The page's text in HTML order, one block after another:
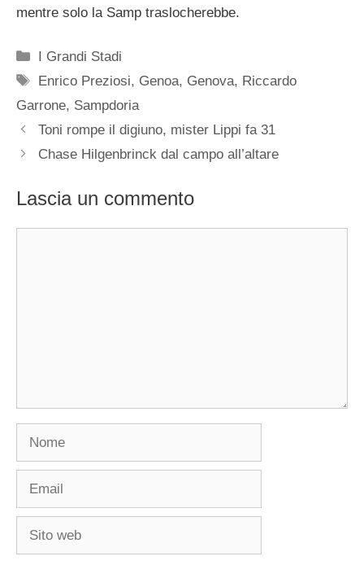
mentre solo la Samp traslocherebbe.
Categorie
I Grandi Stadi
Tag
Enrico Preziosi, Genoa, Genova, Riccardo
Garrone, Sampdoria
Toni rompe il digiuno, mister Lippi fa 31
Chase Hilgenbrinck dal campo all’altare
Lascia un commento
Nome
Email
Sito